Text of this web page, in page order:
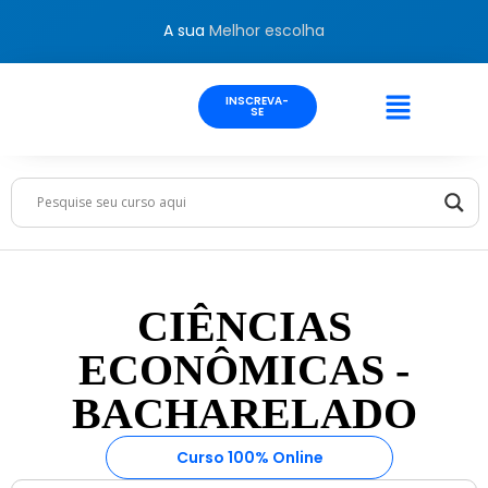
A sua Melhor escolha
INSCREVA-
SE
CIÊNCIAS
ECONÔMICAS -
BACHARELADO
Curso 100% Online